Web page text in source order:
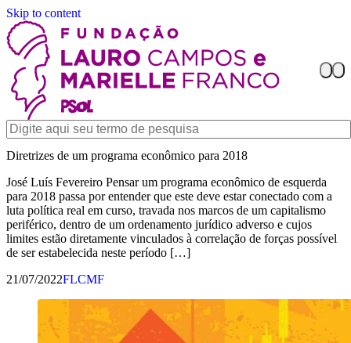
Skip to content
Diretrizes de um programa econômico para 2018
José Luís Fevereiro Pensar um programa econômico de esquerda
para 2018 passa por entender que este deve estar conectado com a
luta política real em curso, travada nos marcos de um capitalismo
periférico, dentro de um ordenamento jurídico adverso e cujos
limites estão diretamente vinculados à correlação de forças possível
de ser estabelecida neste período […]
21/07/2022FLCMF